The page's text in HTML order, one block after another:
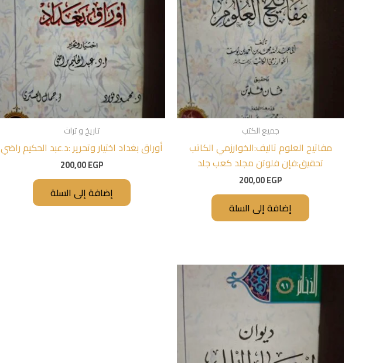
جميع الكتب
مفاتيح العلوم تاليف:الخوارزمي الكاتب
تحقيق:فإن فلوتن مجلد كعب جلد
200,00EGP
إضافة إلى السلة
تاريخ و تراث
أوراق بغداد اختيار وتحرير :د.عبد الحكيم راضي
200,00EGP
إضافة إلى السلة